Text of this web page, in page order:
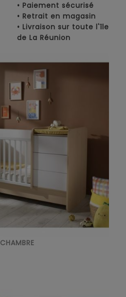
• Paiement sécurisé
• Retrait en magasin
• Livraison sur toute l'île
de La Réunion
CHAMBRE